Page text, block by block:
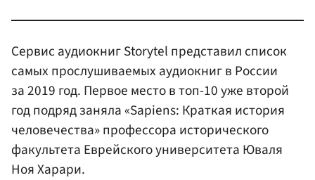
Сервис аудиокниг Storytel представил список
самых прослушиваемых аудиокниг в России
за 2019 год. Первое место в топ-10 уже второй
год подряд заняла «Sapiens: Краткая история
человечества» профессора исторического
факультета Еврейского университета Юваля
Ноя Харари.